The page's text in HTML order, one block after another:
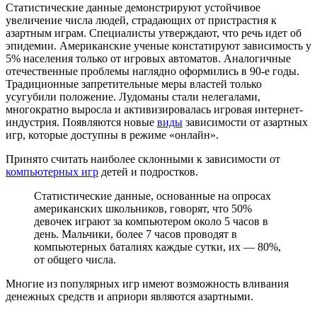
Статистические данные демонстрируют устойчивое
увеличение числа людей, страдающих от пристрастия к
азартным играм. Специалисты утверждают, что речь идет об
эпидемии. Американские ученые констатируют зависимость у
5% населения только от игровых автоматов. Аналогичные
отечественные проблемы наглядно оформились в 90-е годы.
Традиционные запретительные меры властей только
усугубили положение. Лудоманы стали нелегалами,
многократно выросла и активизировалась игровая интернет-
индустрия. Появляются новые виды зависимости от азартных
игр, которые доступны в режиме «онлайн».
Принято считать наиболее склонными к зависимости от
компьютерных игр детей и подростков.
Статистические данные, основанные на опросах
американских школьников, говорят, что 50%
девочек играют за компьютером около 5 часов в
день. Мальчики, более 7 часов проводят в
компьютерных баталиях каждые сутки, их — 80%,
от общего числа.
Многие из популярных игр имеют возможность вливания
денежных средств и априори являются азартными.